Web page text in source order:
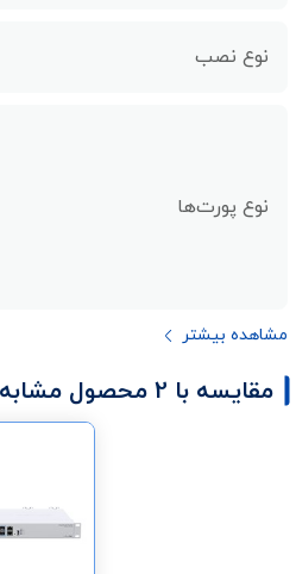
نوع نصب
نوع پورت‌ها
مشاهده بیشتر
مقایسه با 2 محصول مشابه